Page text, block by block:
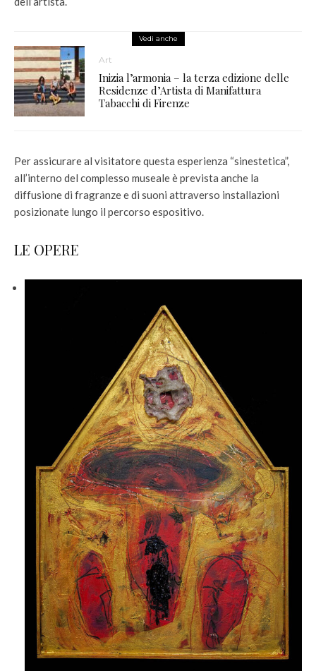
Vedi anche
Art
Inizia l’armonia – la terza edizione delle
Residenze d’Artista di Manifattura
Tabacchi di Firenze
Per assicurare al visitatore questa esperienza “sinestetica”,
all’interno del complesso museale è prevista anche la
diffusione di fragranze e di suoni attraverso installazioni
posizionate lungo il percorso espositivo.
LE OPERE